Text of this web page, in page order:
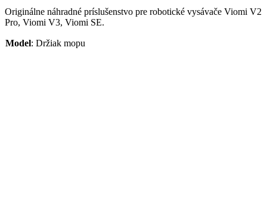
Originálne náhradné príslušenstvo pre robotické vysávače Viomi V2
Pro, Viomi V3, Viomi SE.
Model: Držiak mopu